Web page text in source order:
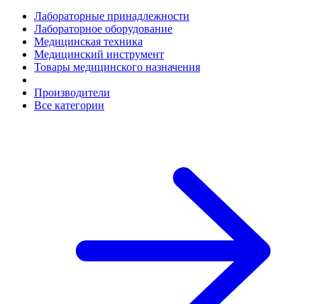
Лабораторные принадлежности
Лабораторное оборудование
Медицинская техника
Медицинский инструмент
Товары медицинского назначения
Производители
Все категории